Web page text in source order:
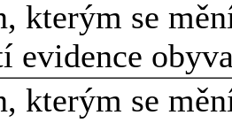
kterým se
evidence
kterým se